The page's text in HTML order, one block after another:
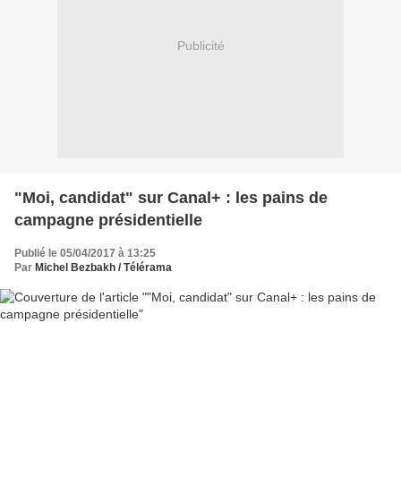
Publicité
"Moi, candidat" sur Canal+ : les pains de
campagne présidentielle
Publié le 05/04/2017 à 13:25
Par Michel Bezbakh / Télérama